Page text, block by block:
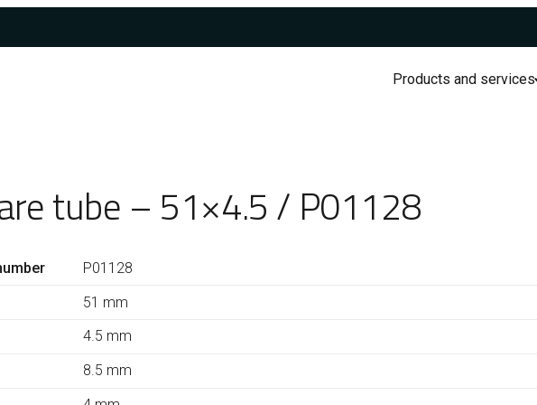
Products and services
tube – 51×4.5 / P01128
P01128
51 mm
4.5 mm
8.5 mm